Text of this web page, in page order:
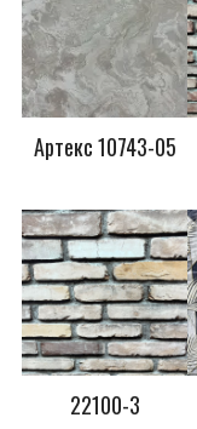
Артекс 10743-05
22100-3